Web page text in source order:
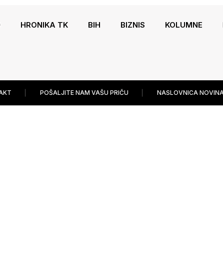
HRONIKA TK BIH BIZNIS KOLUMNE
POŠALJITE NAM VAŠU PRIČU NASLOVNICA